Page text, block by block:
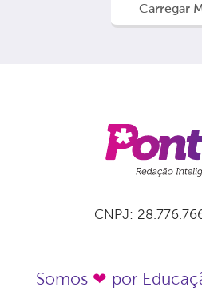
Carregar
CNPJ:
Somos ❤ por